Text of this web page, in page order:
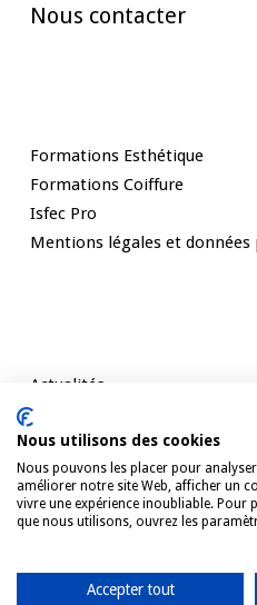
Nous contacter
Formations Esthétique
Formations Coiffure
Isfec Pro
Mentions légales et données
Actualités
Témoignages
Contact
© 2026 ISFEC.Mentions légales
Nous utilisons des cookies
Nous pouvons les placer pour
améliorer notre site Web, afficher un
vivre une expérience inoubliable.
que nous utilisons, ouvrez les
Accepter tout